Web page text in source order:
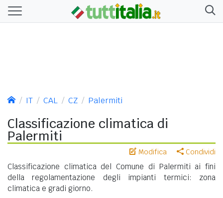
IT CAL CZ Palermiti
Classificazione climatica di
Palermiti
Modifica Condividi
Classificazione climatica del Comune di Palermiti ai fini
della regolamentazione degli impianti termici: zona
climatica e gradi giorno.